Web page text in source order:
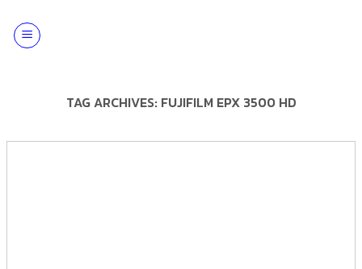
content
TAG ARCHIVES: FUJIFILM EPX 3500 HD